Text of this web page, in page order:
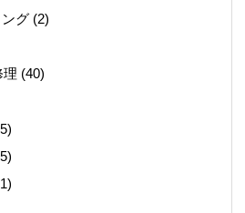
グ (2)
理 (40)